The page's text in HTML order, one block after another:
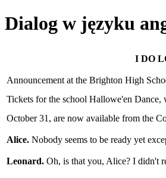
Dialog w języku
I DO
Announcement at the Brighton High
Tickets for the school Hallowe'en
October 31, are now available from the
Alice. Nobody seems to be ready yet
Leonard. Oh, is that you, Alice? I didn't